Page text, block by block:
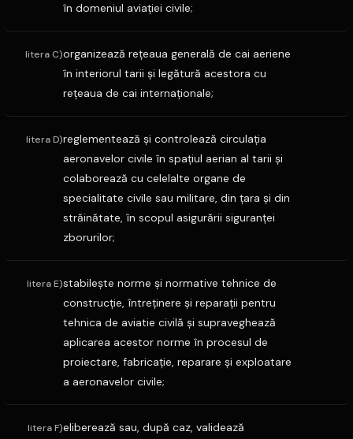
în domeniul aviaţiei civile;
litera C)organizează reţeaua generală de cai aeriene
în interiorul tarii şi legătură acestora cu
reţeaua de cai internaţionale;
litera D)reglementează şi controlează circulaţia
aeronavelor civile în spaţiul aerian al tarii şi
colaborează cu celelalte organe de
specialitate civile sau militare, din ţara şi din
străinătate, în scopul asigurării siguranţei
zborurilor;
litera E)stabileşte norme şi normative tehnice de
construcţie, întreţinere şi reparaţii pentru
tehnica de aviatie civilă şi supraveghează
aplicarea acestor norme în procesul de
proiectare, fabricaţie, reparare şi exploatare
a aeronavelor civile;
litera F)eliberează sau, după caz, validează